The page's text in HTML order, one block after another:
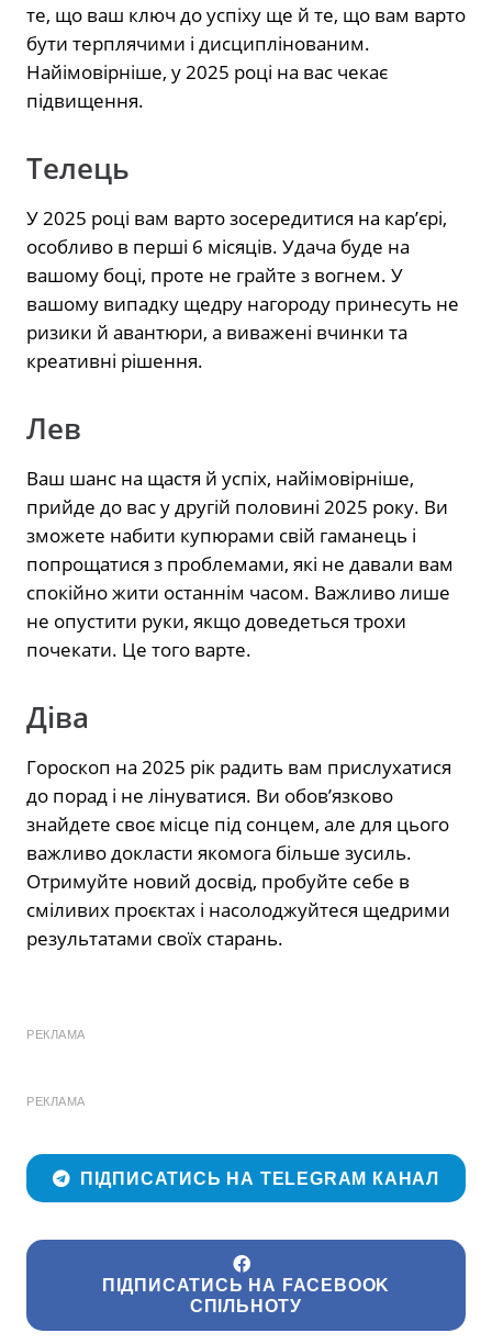
те, що ваш ключ до успіху ще й те, що вам варто
бути терплячими і дисциплінованим.
Найімовірніше, у 2025 році на вас чекає
підвищення.
Телець
У 2025 році вам варто зосередитися на кар’єрі,
особливо в перші 6 місяців. Удача буде на
вашому боці, проте не грайте з вогнем. У
вашому випадку щедру нагороду принесуть не
ризики й авантюри, а виважені вчинки та
креативні рішення.
Лев
Ваш шанс на щастя й успіх, найімовірніше,
прийде до вас у другій половині 2025 року. Ви
зможете набити купюрами свій гаманець і
попрощатися з проблемами, які не давали вам
спокійно жити останнім часом. Важливо лише
не опустити руки, якщо доведеться трохи
почекати. Це того варте.
Діва
Гороскоп на 2025 рік радить вам прислухатися
до порад і не лінуватися. Ви обов’язково
знайдете своє місце під сонцем, але для цього
важливо докласти якомога більше зусиль.
Отримуйте новий досвід, пробуйте себе в
сміливих проєктах і насолоджуйтеся щедрими
результатами своїх старань.
РЕКЛАМА
РЕКЛАМА
ПІДПИСАТИСЬ НА TELEGRAM КАНАЛ
ПІДПИСАТИСЬ НА FACEBOOK
СПІЛЬНОТУ